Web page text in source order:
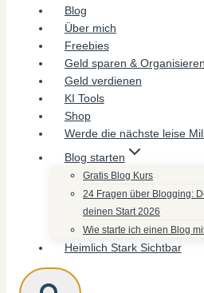
Blog
Über mich
Freebies
Geld sparen & Organisieren
Geld verdienen
KI Tools
Shop
Werde die nächste leise
Blog starten
Gratis Blog Kurs
24 Fragen über Blogging:
deinen Start 2026
Wie starte ich einen Blog
Heimlich Stark Sichtbar